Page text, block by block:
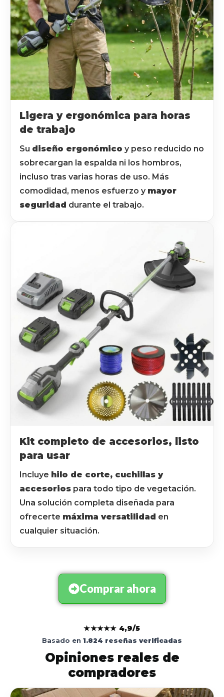
Ligera y ergonómica para horas
de trabajo
Su diseño ergonómico y peso reducido no
sobrecargan la espalda ni los hombros,
incluso tras varias horas de uso. Más
comodidad, menos esfuerzo y mayor
seguridad durante el trabajo.
Kit completo de accesorios, listo
para usar
Incluye hilo de corte, cuchillas y
accesorios para todo tipo de vegetación.
Una solución completa diseñada para
ofrecerte máxima versatilidad en
cualquier situación.
Comprar ahora
★★★★★ 4,9/5
Basado en 1.824 reseñas verificadas
Opiniones reales de
compradores